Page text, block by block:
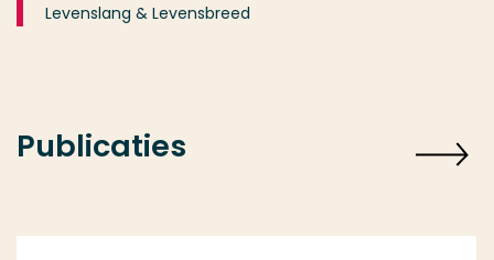
Levenslang & Levensbreed
Publicaties